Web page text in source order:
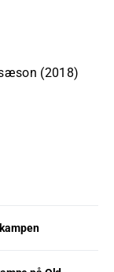
(2018)